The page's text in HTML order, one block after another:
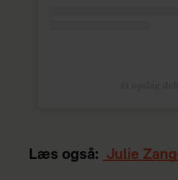
Læs også: Julie